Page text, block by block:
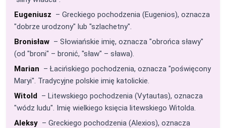
Eugeniusz – Greckiego pochodzenia (Eugenios), oznacza
"dobrze urodzony" lub "szlachetny".
Bronisław – Słowiańskie imię, oznacza "obrońca sławy"
(od "broni" – bronić, "sław" – sława).
Marian – Łacińskiego pochodzenia, oznacza "poświęcony
Maryi". Tradycyjne polskie imię katolickie.
Witold – Litewskiego pochodzenia (Vytautas), oznacza
"wódz ludu". Imię wielkiego księcia litewskiego Witolda.
Aleksy – Greckiego pochodzenia (Alexios), oznacza